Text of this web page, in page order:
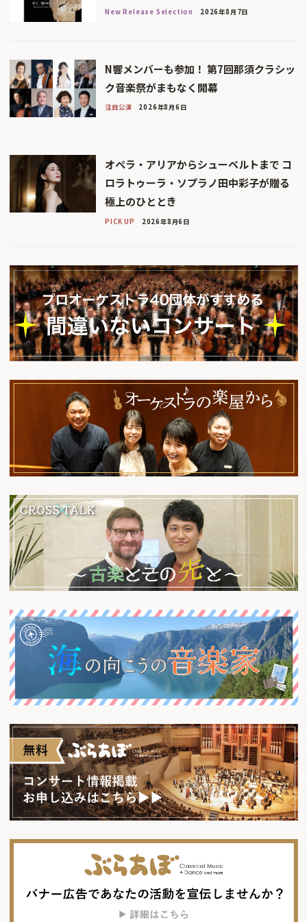
New Release Selection 2026年8月7日
N響メンバーも参加！ 第7回那須クラシッ
ク音楽祭がまもなく開幕
注目公演 2026年8月6日
オペラ・アリアからシューベルトまで コ
ロラトゥーラ・ソプラノ田中彩子が贈る
極上のひととき
PICK UP 2026年8月6日